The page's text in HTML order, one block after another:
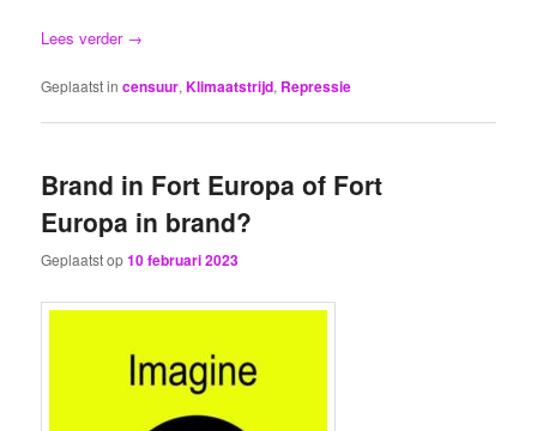
Lees verder →
Geplaatst in censuur,Klimaatstrijd, Repressie
Brand in Fort Europa of Fort
Europa in brand?
Geplaatst op10 februari 2023